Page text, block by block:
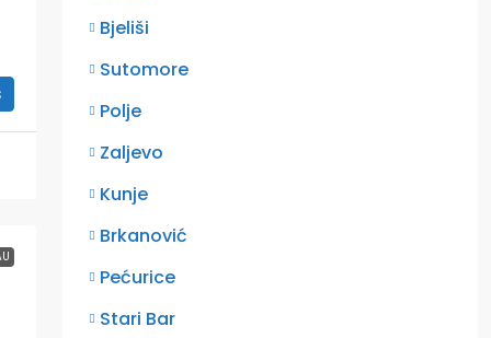
Bjeliši
Sutomore
Polje
Zaljevo
Kunje
Brkanović
Pećurice
Stari Bar